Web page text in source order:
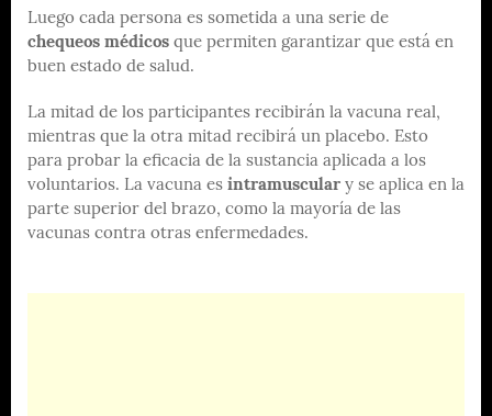
Luego cada persona es sometida a una serie de
chequeos médicos que permiten garantizar que está en
buen estado de salud.
La mitad de los participantes recibirán la vacuna real,
mientras que la otra mitad recibirá un placebo. Esto
para probar la eficacia de la sustancia aplicada a los
voluntarios. La vacuna es intramuscular y se aplica en la
parte superior del brazo, como la mayoría de las
vacunas contra otras enfermedades.